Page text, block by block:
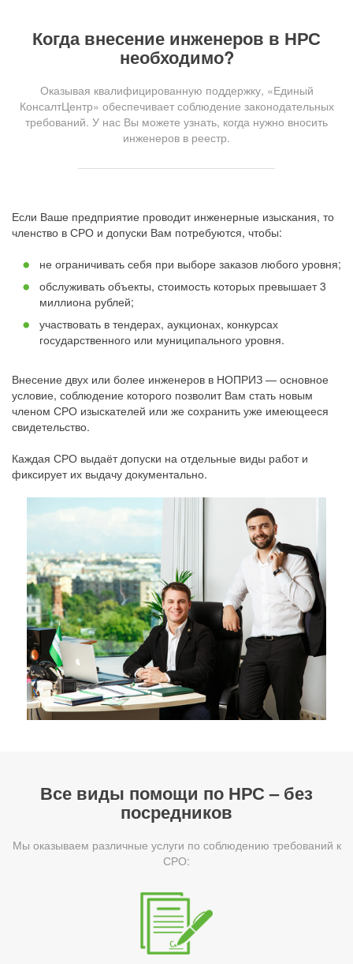
Когда внесение инженеров в НРС
необходимо?
Оказывая квалифицированную поддержку, «Единый
КонсалтЦентр» обеспечивает соблюдение законодательных
требований. У нас Вы можете узнать, когда нужно вносить
инженеров в реестр.
Если Ваше предприятие проводит инженерные изыскания, то
членство в СРО и допуски Вам потребуются, чтобы:
не ограничивать себя при выборе заказов любого уровня;
обслуживать объекты, стоимость которых превышает 3
миллиона рублей;
участвовать в тендерах, аукционах, конкурсах
государственного или муниципального уровня.
Внесение двух или более инженеров в НОПРИЗ — основное
условие, соблюдение которого позволит Вам стать новым
членом СРО изыскателей или же сохранить уже имеющееся
свидетельство.
Каждая СРО выдаёт допуски на отдельные виды работ и
фиксирует их выдачу документально.
Все виды помощи по НРС – без
посредников
Мы оказываем различные услуги по соблюдению требований к
СРО: